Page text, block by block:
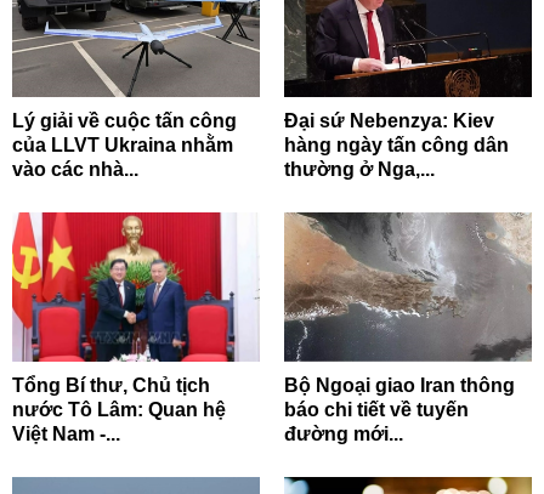
Lý giải về cuộc tấn công
của LLVT Ukraina nhằm
vào các nhà...
Đại sứ Nebenzya: Kiev
hàng ngày tấn công dân
thường ở Nga,...
Tổng Bí thư, Chủ tịch
nước Tô Lâm: Quan hệ
Việt Nam -...
Bộ Ngoại giao Iran thông
báo chi tiết về tuyến
đường mới...